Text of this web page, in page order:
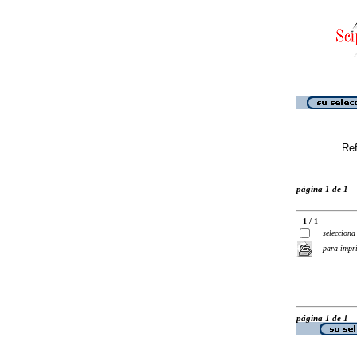
página 1 de 1
1 / 1
selecciona
para
página 1 de 1